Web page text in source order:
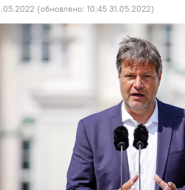
(обновлено: 10:45 31.05.2022)